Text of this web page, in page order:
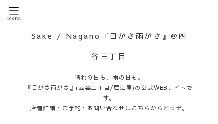
Sake / Nagano『日がさ雨がさ』@四
谷三丁目
晴れの日も、雨の日も。
『日がさ雨がさ』(四谷三丁目/居酒屋)の公式WEBサイトで
す。
店舗詳細・ご予約・お問い合わせはこちらからどうぞ。